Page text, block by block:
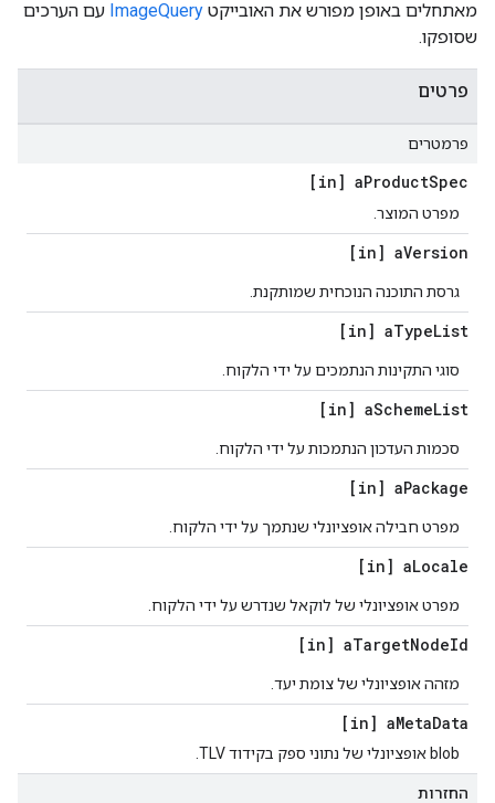
מאתחלים באופן מפורש את האובייקט ImageQuery עם הערכים
שסופקו.
פרטים
פרמטרים
[in] aProductSpec
מפרט המוצר.
[in] aVersion
גרסת התוכנה הנוכחית שמותקנת.
[in] aTypeList
סוגי התקינות הנתמכים על ידי הלקוח.
[in] aSchemeList
סכמות העדכון הנתמכות על ידי הלקוח.
[in] aPackage
מפרט חבילה אופציונלי שנתמך על ידי הלקוח.
[in] aLocale
מפרט אופציונלי של לוקאל שנדרש על ידי הלקוח.
[in] aTargetNodeId
מזהה אופציונלי של צומת יעד.
[in] aMetaData
blob אופציונלי של נתוני ספק בקידוד TLV.
החזרות